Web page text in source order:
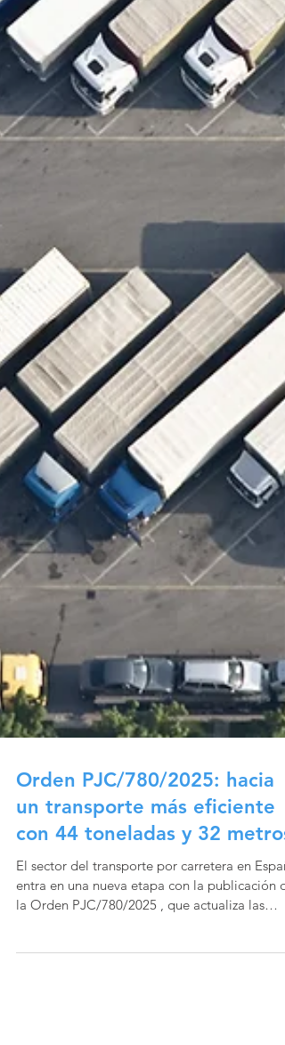
Orden PJC/780/2025: hacia
un transporte más eficiente
con 44 toneladas y 32 metros
El sector del transporte por carretera en
entra en una nueva etapa con la publicación
masas y dimensiones máximas de los vehículos